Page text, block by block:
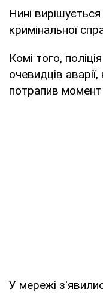
Нині
кримінальної
Комі того,
очевидців
потрапив
У мережі